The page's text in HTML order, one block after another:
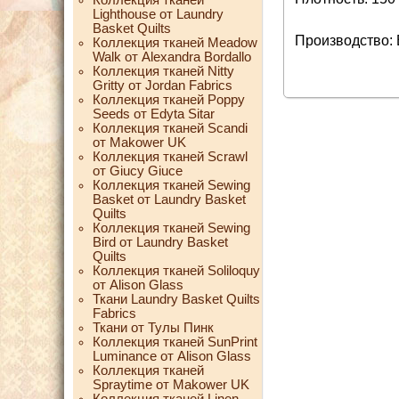
Lighthouse от Laundry
Basket Quilts
Коллекция тканей Meadow
Walk от Alexandra Bordallo
Коллекция тканей Nitty
Gritty от Jordan Fabrics
Коллекция тканей Poppy
Seeds от Edyta Sitar
Коллекция тканей Scandi
от Makower UK
Коллекция тканей Scrawl
от Giucy Giuce
Коллекция тканей Sewing
Basket от Laundry Basket
Quilts
Коллекция тканей Sewing
Bird от Laundry Basket
Quilts
Коллекция тканей Soliloquy
от Alison Glass
Ткани Laundry Basket Quilts
Fabrics
Ткани от Тулы Пинк
Коллекция тканей SunPrint
Luminance от Alison Glass
Коллекция тканей
Spraytime от Makower UK
Производство: